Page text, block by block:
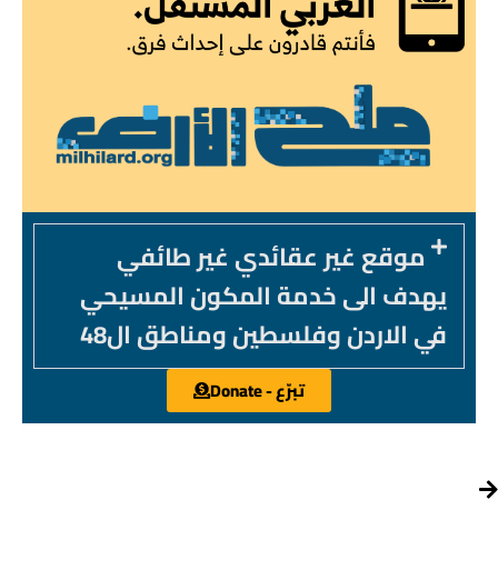
موقع غير عقائدي غير طائفي
يهدف الى خدمة المكون المسيحي
في الاردن وفلسطين ومناطق ال48
تبرّع - Donate